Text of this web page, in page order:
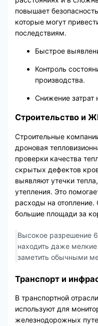
повышает
которые могут
последствиям.
Быстрое
Контроль
производства.
Снижение затрат
Строительство и
Строительные
дроновая
проверки качества
скрытых дефектов
выявляют утечки
утепления. Это
расходы на отопление.
большие площади за
Высокое разрешение
находить даже
заметить обычными
Транспорт и
В транспортной
используют для
железнодорожных